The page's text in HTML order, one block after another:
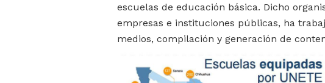
escuelas de educación básica. Dicho
empresas e instituciones públicas, ha
medios, compilación y generación de